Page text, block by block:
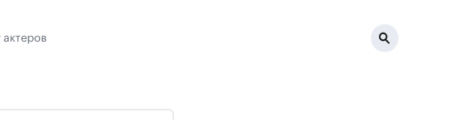
актеров